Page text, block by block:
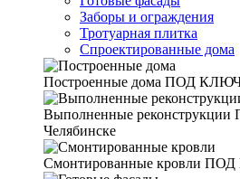
Заборы и ограждения
Тротуарная плитка
Спроектированные дома
Построенные дома ПОД КЛЮЧ
Выполненные реконструкции
Челябинске
Смонтированные кровли ПОД